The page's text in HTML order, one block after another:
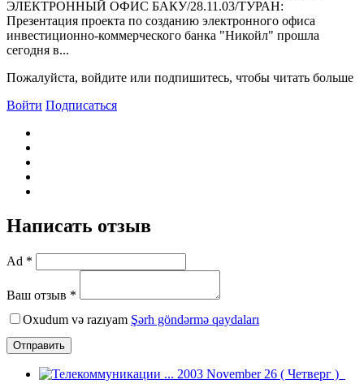
ЭЛЕКТРОННЫЙ ОФИС БАКУ/28.11.03/ТУРАН:
Презентация проекта по созданию электронного офиса
инвестиционно-коммерческого банка "Никойл" прошла
сегодня в...
Пожалуйста, войдите или подпишитесь, чтобы читать больше
Войти Подписаться
Написать отзыв
Ad *
Ваш отзыв *
Oxudum və razıyam Şərh göndərmə qaydaları
Отправить